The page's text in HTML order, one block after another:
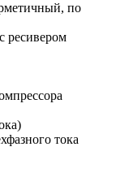
по
ресивером
тока